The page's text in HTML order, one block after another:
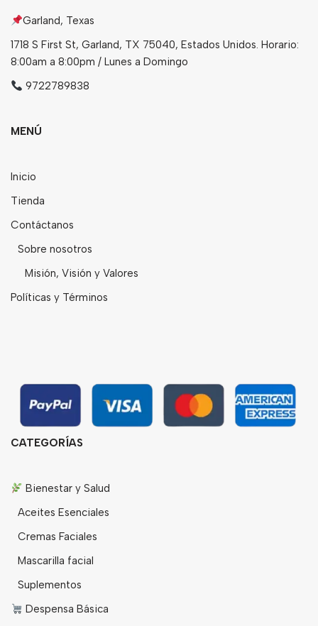
Garland, Texas
1718 S First St, Garland, TX 75040, Estados Unidos. Horario:
8:00am a 8:00pm / Lunes a Domingo
9722789838
MENÚ
Inicio
Tienda
Contáctanos
Sobre nosotros
Misión, Visión y Valores
Políticas y Términos
CATEGORÍAS
Bienestar y Salud
Aceites Esenciales
Cremas Faciales
Mascarilla facial
Suplementos
Despensa Básica